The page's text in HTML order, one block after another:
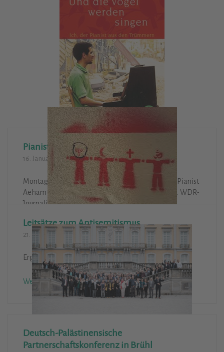
Pianist aus den Trümmern
16. Januar 2020 Aktivitäten
Montag, 10.2.2020: Der palästinensisch-syrische Pianist
Aeham Ahmad in Schloss Eulenbroich in Rösrath. WDR-
Journalistin Julitta Münch moderiert und liest.
Weiterlesen
Leitsätze zum Antisemitismus
21. November 2019 Aktivitäten
Ergebnisse des vereinsinternen Seminars
Weiterlesen
Deutsch-Palästinensische
Partnerschaftskonferenz in Brühl